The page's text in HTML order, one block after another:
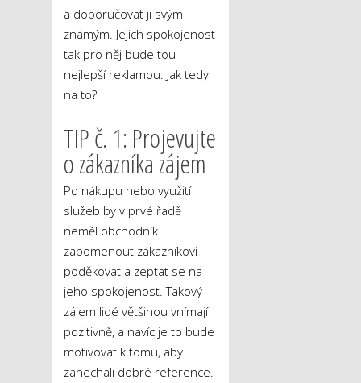
a doporučovat ji svým
známým. Jejich spokojenost
tak pro něj bude tou
nejlepší reklamou. Jak tedy
na to?
TIP č. 1: Projevujte
o zákazníka zájem
Po nákupu nebo využití
služeb by v prvé řadě
neměl obchodník
zapomenout zákazníkovi
poděkovat a zeptat se na
jeho spokojenost. Takový
zájem lidé většinou vnímají
pozitivně, a navíc je to bude
motivovat k tomu, aby
zanechali dobré reference.